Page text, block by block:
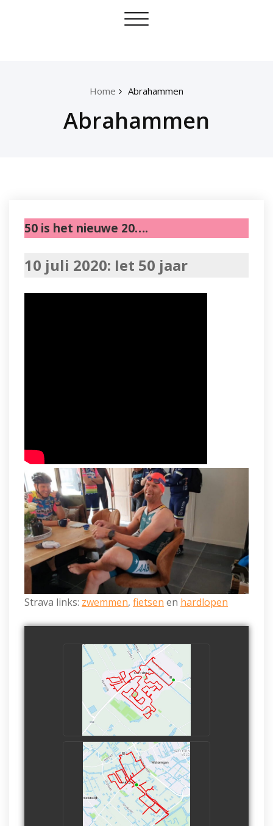
Toggle
Home Abrahammen
Abrahammen
50 is het nieuwe 20….
10 juli 2020: Iet 50 jaar
Strava links: zwemmen, fietsen en hardlopen